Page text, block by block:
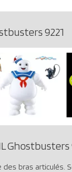
9221
Ghostbusters
des bras